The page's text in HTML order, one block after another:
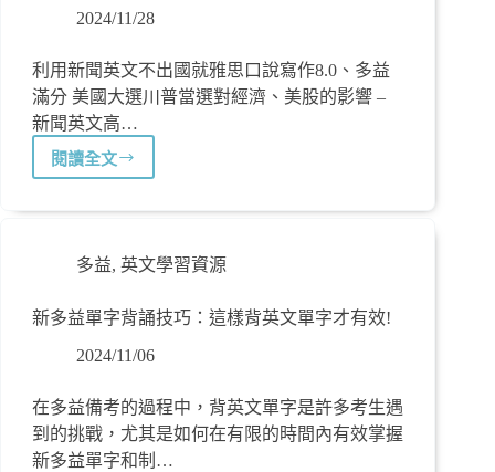
2024/11/28
利用新聞英文不出國就雅思口說寫作8.0、多益
滿分 美國大選川普當選對經濟、美股的影響 –
新聞英文高…
閱讀全文
多益, 英文學習資源
新多益單字背誦技巧：這樣背英文單字才有效!
2024/11/06
在多益備考的過程中，背英文單字是許多考生遇
到的挑戰，尤其是如何在有限的時間內有效掌握
新多益單字和制…